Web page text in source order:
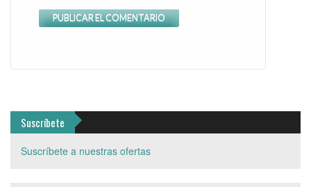
Suscríbete
Suscríbete a nuestras ofertas